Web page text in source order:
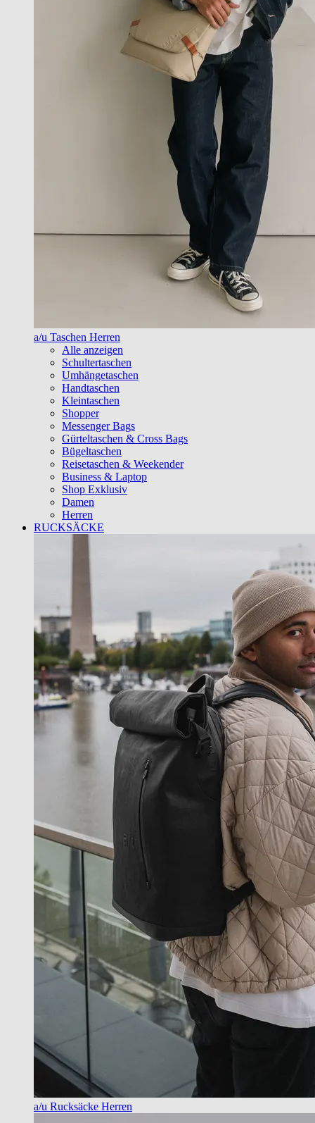
a/u Taschen Herren
Alle anzeigen
Schultertaschen
Umhängetaschen
Handtaschen
Kleintaschen
Shopper
Messenger Bags
Gürteltaschen & Cross Bags
Bügeltaschen
Reisetaschen & Weekender
Business & Laptop
Shop Exklusiv
Damen
Herren
RUCKSÄCKE
a/u Rucksäcke Herren